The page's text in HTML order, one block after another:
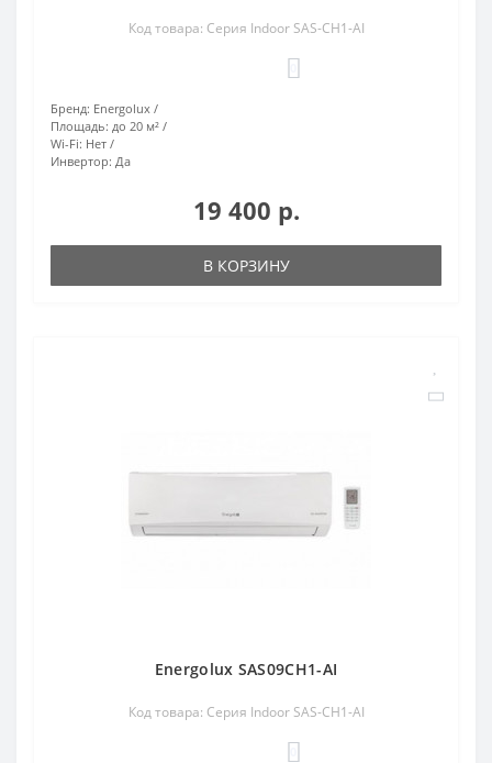
Код товара: Серия Indoor SAS-CH1-AI
Бренд: Energolux
Площадь: до 20 м²
Wi-Fi: Нет
Инвертор: Да
19 400 р.
В КОРЗИНУ
Energolux SAS09CH1-AI
Код товара: Серия Indoor SAS-CH1-AI